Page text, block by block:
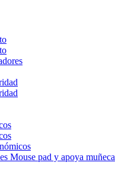
Mouse pad y apoya muñeca